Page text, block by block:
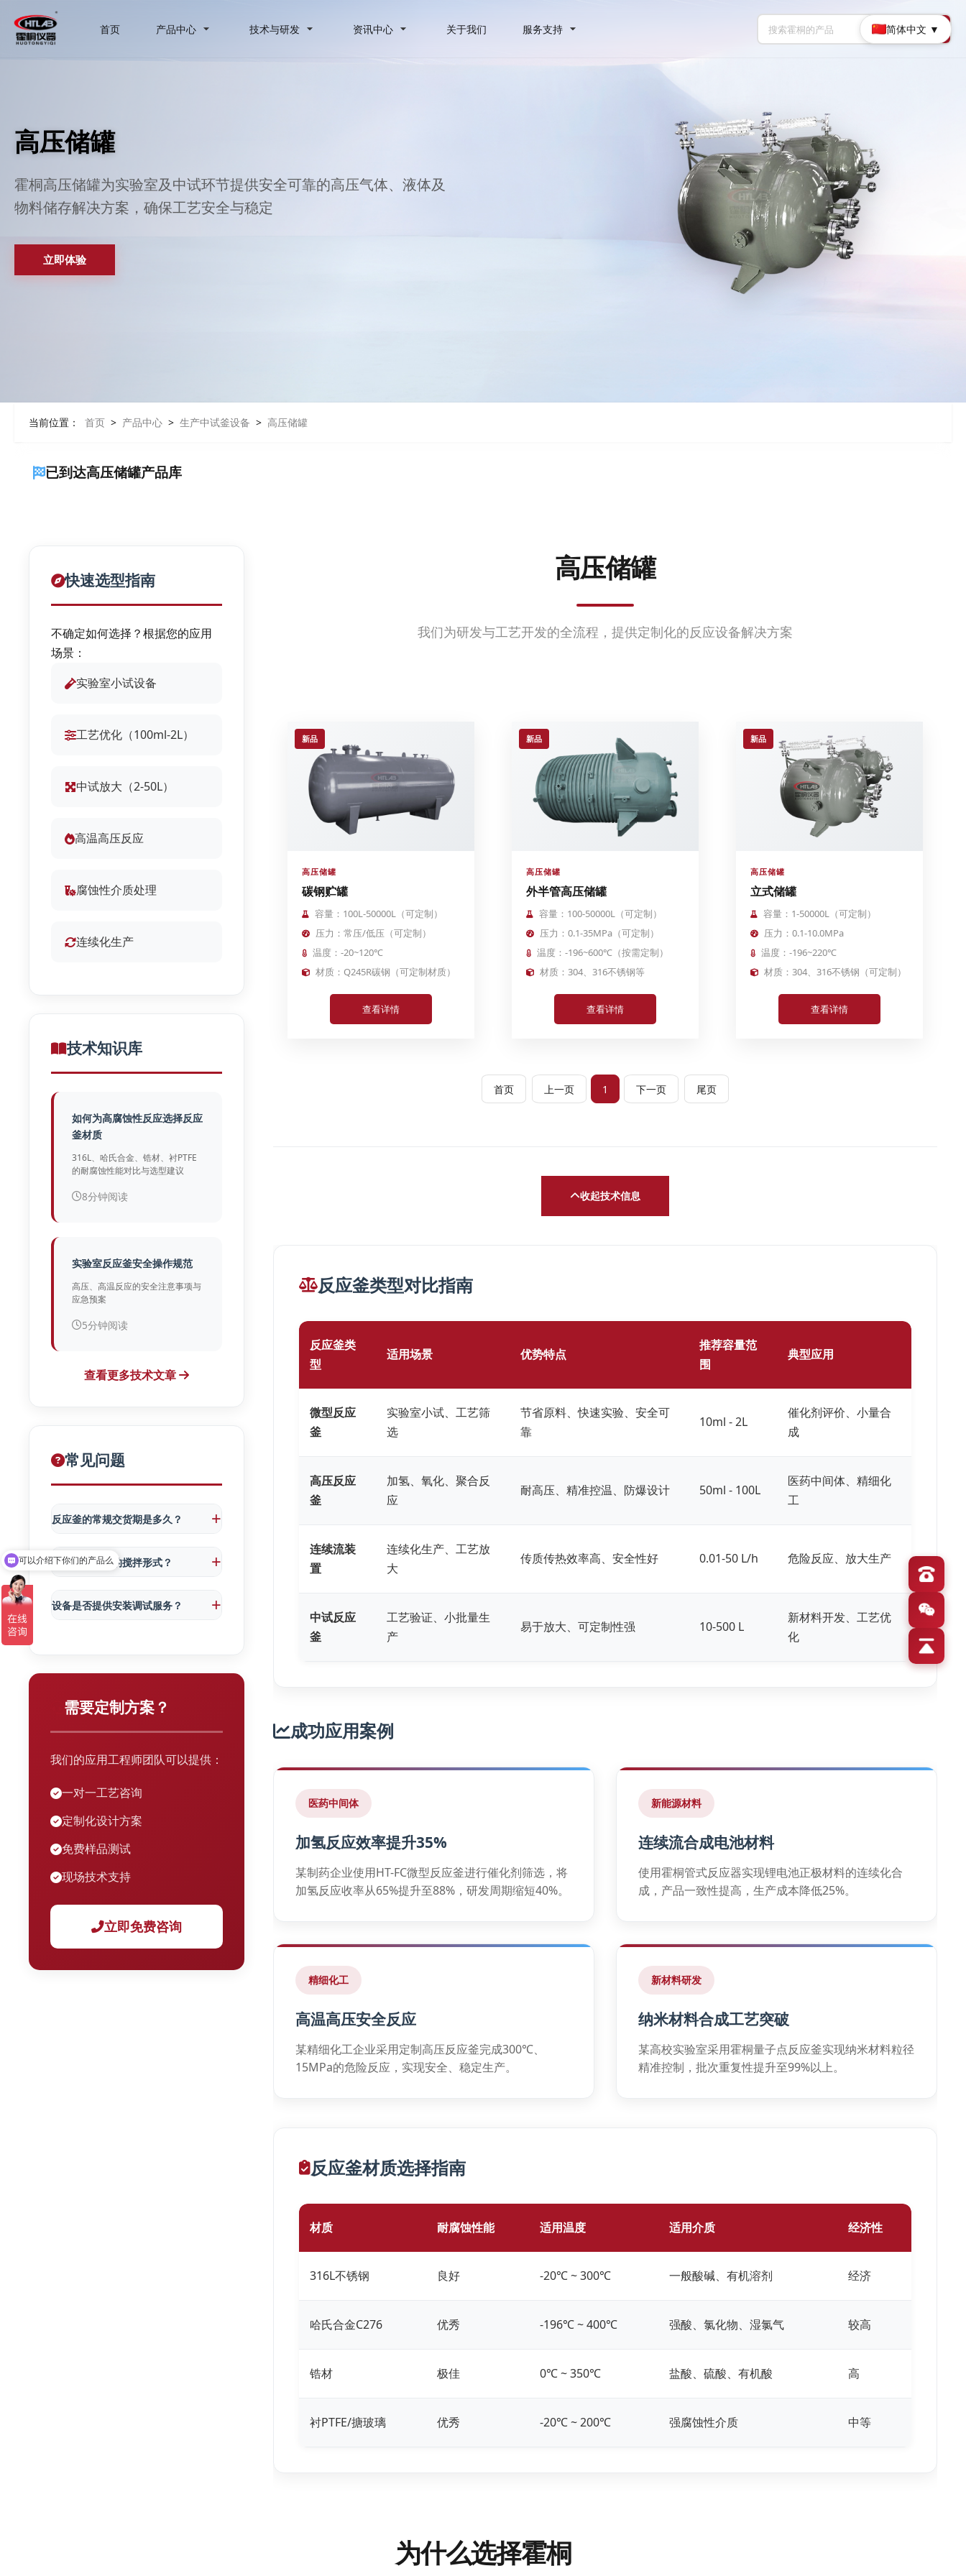
首页 产品中心 技术与研发 资讯中心 关于我们 服务支持
高压储罐
霍桐高压储罐为实验室及中试环节提供安全可靠的高压气体、液体及
物料储存解决方案，确保工艺安全与稳定
立即体验
当前位置： 首页 > 产品中心 > 生产中试釜设备 > 高压储罐
已到达高压储罐产品库
快速选型指南
不确定如何选择？根据您的应用
场景：
实验室小试设备
工艺优化（100ml-2L）
中试放大（2-50L）
高温高压反应
腐蚀性介质处理
连续化生产
技术知识库
如何为高腐蚀性反应选择反应
釜材质
316L、哈氏合金、锆材、衬PTFE
的耐腐蚀性能对比与选型建议
8分钟阅读
实验室反应釜安全操作规范
高压、高温反应的安全注意事项与
应急预案
5分钟阅读
查看更多技术文章
常见问题
反应釜的常规交货期是多久？
如何选择适合的搅拌形式？
设备是否提供安装调试服务？
需要定制方案？
我们的应用工程师团队可以提供：
一对一工艺咨询
定制化设计方案
免费样品测试
现场技术支持
立即免费咨询
高压储罐
我们为研发与工艺开发的全流程，提供定制化的反应设备解决方案
新品
高压储罐
碳钢贮罐
容量：100L-50000L（可定制）
压力：常压/低压（可定制）
温度：-20~120℃
材质：Q245R碳钢（可定制材质）
查看详情
新品
高压储罐
外半管高压储罐
容量：100-50000L（可定制）
压力：0.1-35MPa（可定制）
温度：-196~600℃（按需定制）
材质：304、316不锈钢等
查看详情
新品
高压储罐
立式储罐
容量：1-50000L（可定制）
压力：0.1-10.0MPa
温度：-196~220℃
材质：304、316不锈钢（可定制）
查看详情
首页 上一页 1 下一页 尾页
收起技术信息
反应釜类型对比指南
反应釜类
型
适用场景 优势特点
推荐容量范
围
典型应用
微型反应
釜
实验室小试、工艺筛
选
节省原料、快速实验、安全可
靠
10ml - 2L
催化剂评价、小量合
成
高压反应
釜
加氢、氧化、聚合反
应
耐高压、精准控温、防爆设计 50ml - 100L
医药中间体、精细化
工
连续流装
置
连续化生产、工艺放
大
传质传热效率高、安全性好 0.01-50 L/h 危险反应、放大生产
中试反应
釜
工艺验证、小批量生
产
易于放大、可定制性强 10-500 L
新材料开发、工艺优
化
成功应用案例
医药中间体
加氢反应效率提升35%
某制药企业使用HT-FC微型反应釜进行催化剂筛选，将
加氢反应收率从65%提升至88%，研发周期缩短40%。
新能源材料
连续流合成电池材料
使用霍桐管式反应器实现锂电池正极材料的连续化合
成，产品一致性提高，生产成本降低25%。
精细化工
高温高压安全反应
某精细化工企业采用定制高压反应釜完成300℃、
15MPa的危险反应，实现安全、稳定生产。
新材料研发
纳米材料合成工艺突破
某高校实验室采用霍桐量子点反应釜实现纳米材料粒径
精准控制，批次重复性提升至99%以上。
反应釜材质选择指南
材质 耐腐蚀性能 适用温度 适用介质 经济性
316L不锈钢 良好 -20℃ ~ 300℃ 一般酸碱、有机溶剂 经济
哈氏合金C276 优秀 -196℃ ~ 400℃ 强酸、氯化物、湿氯气 较高
锆材 极佳 0℃ ~ 350℃ 盐酸、硫酸、有机酸 高
衬PTFE/搪玻璃 优秀 -20℃ ~ 200℃ 强腐蚀性介质 中等
为什么选择霍桐
简体中文 ▼
可以介绍下你们的产品么
你们是怎么收费的呢